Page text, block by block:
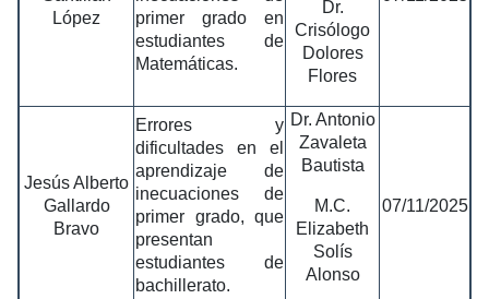
López
primer grado en
estudiantes de
Matemáticas.
Dr.
Crisólogo
Dolores
Flores
Jesús Alberto
Gallardo
Bravo
Errores y
dificultades en el
aprendizaje de
inecuaciones de
primer grado, que
presentan
estudiantes de
bachillerato.
Dr. Antonio
Zavaleta
Bautista
M.C.
Elizabeth
Solís
Alonso
07/11/2025